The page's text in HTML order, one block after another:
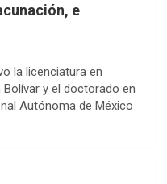
e
la licenciatura en
Bolívar y el doctorado en
Autónoma de México